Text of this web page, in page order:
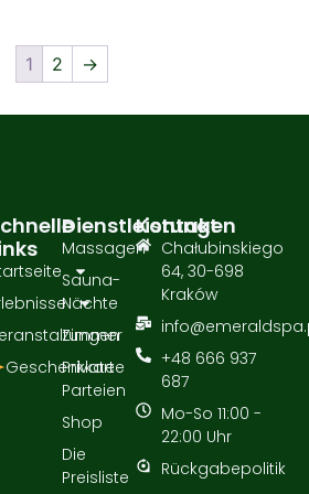
1 2 →
Dienstleistungen
Massagen
Sauna-
Nächte
Zimmer
Private
Parteien
Shop
Die
Preisliste
Geschenkkarte
Kontakt
Chałubinskiego
64, 30-698
Kraków
+48 666 937
687
Mo-So 11:00 -
22:00 Uhr
Rückgabepolitik